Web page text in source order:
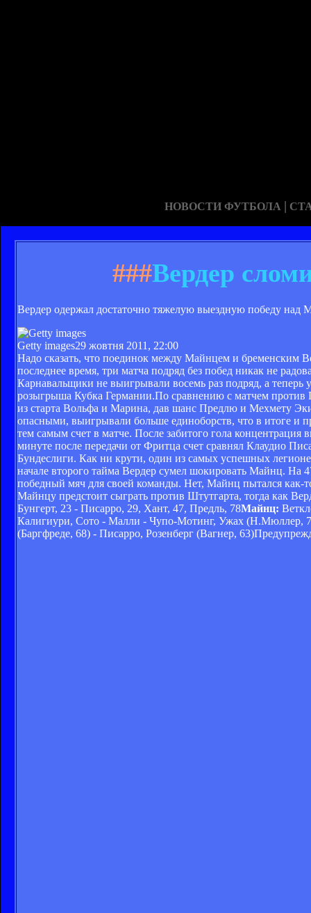
НОВОСТИ ФУТБОЛА |
###Вердер
Вердер одержал достаточно тяжелую выездную победу над
Getty images29 жовтня 2011, 22:00
Надо сказать, что поединок между Майнцем и бременским
последнее время, три матча подряд без побед никак не
Карнавальщики не выигрывали восемь раз подряд, а
розыгрыша Кубка Германии.По сравнению с матчем против
из старта Вольфа и Марина, дав шанс Предлю и Мехмету
опасными, выигрывали больше единоборств, что в итоге и
тем самым счет в матче. После забитого гола
минуте после передачи от Фритца счет сравнял Клаудио
Бундеслиги. Как ни крути, один из самых успешных
начале второго тайма Вердер сумел шокировать Майнц. На
победный мяч для своей команды. Нет, Майнц пытался как-
Майнцу предстоит сыграть против Штутгарта, тогда как
Бунгерт, 23 - Писарро, 29, Хант, 47, Предль, 78Майнц:
Калигиури, Сото - Малли - Чупо-Мотинг, Ужах (Н.Мюллер,
(Баргфреде, 68) - Писарро, Розенберг (Вагнер,